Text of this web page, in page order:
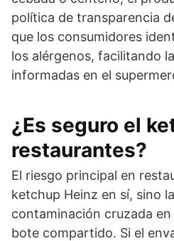
política de transparencia
que los consumidores
los alérgenos, facilitando
informadas en el
¿Es seguro el
restaurantes?
El riesgo principal en
ketchup Heinz en sí, sino
contaminación cruzada
bote compartido. Si el